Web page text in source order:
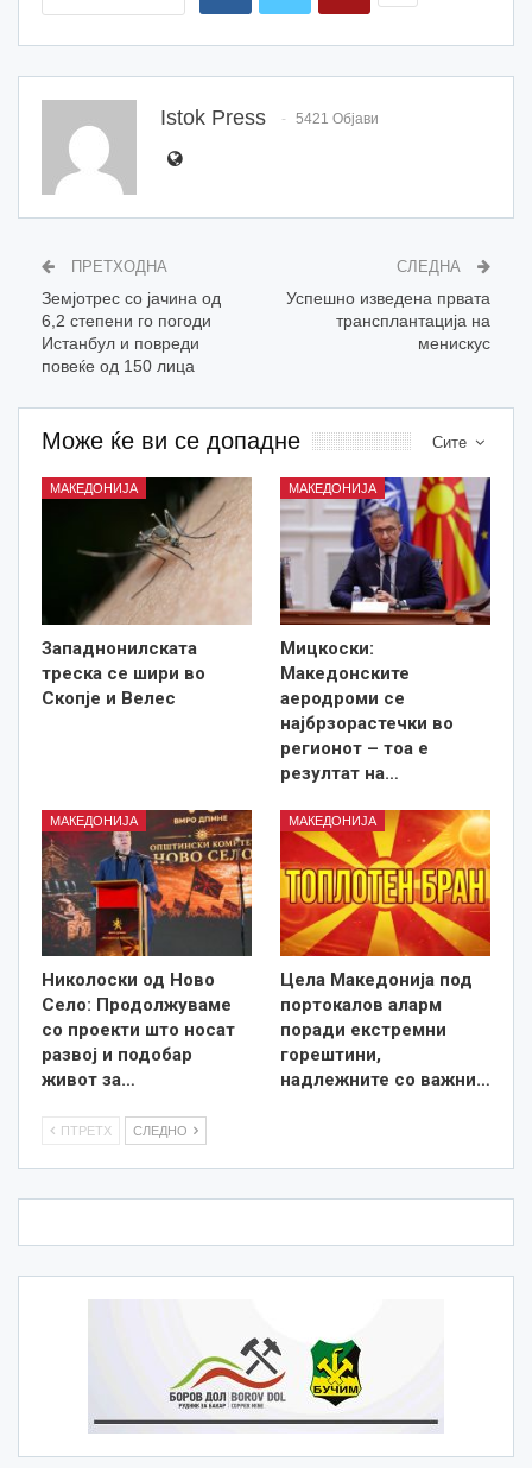
Istok Press 5421 Објави
ПРЕТХОДНА
Земјотрес со јачина од
6,2 степени го погоди
Истанбул и повреди
повеќе од 150 лица
СЛЕДНА
Успешно изведена првата
трансплантација на
менискус
Сите
Може ќе ви се допадне
МАКЕДОНИЈА
Западнонилската
треска се шири во
Скопје и Велес
МАКЕДОНИЈА
Мицкоски:
Македонските
аеродроми се
најбрзорастечки во
регионот – тоа е
резултат на…
МАКЕДОНИЈА
Николоски од Ново
Село: Продолжуваме
со проекти што носат
развој и подобар
живот за…
МАКЕДОНИЈА
Цела Македонија под
портокалов аларм
поради екстремни
горештини,
надлежните со важни…
ПТРЕТХ СЛЕДНО